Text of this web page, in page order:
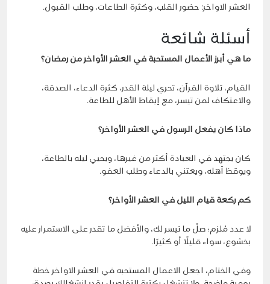
العشر الاواخر: حضور القلب، وكثرة الطاعات، وطلب القبول.
أسئلة شائعة
ما هي أبرز الأعمال المستحبة في العشر الأواخر من رمضان؟
القيام، تلاوة القرآن، تحري ليلة القدر، كثرة الدعاء، الصدقة،
والاعتكاف لمن تيسر، مع إيقاظ الأهل للطاعة.
ماذا كان يفعل الرسول في العشر الأواخر؟
كان يجتهد في العبادة أكثر من غيرها، ويحيي ليله بالطاعة،
ويوقظ أهله، ويعتني بالدعاء وطلب العفو.
كم ركعة قيام الليل في العشر الأواخر؟
لا عدد مُلزم؛ صلِّ ما تيسر لك، والأفضل ما تقدر على الاستمرار عليه
بخشوع، سواء قليلًا أو كثيرًا.
وفي الختام، اجعل الاعمال المستحبه في العشر الاواخر خطة